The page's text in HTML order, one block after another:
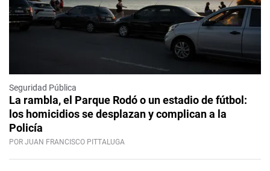
Seguridad Pública
La rambla, el Parque Rodó o un estadio de fútbol:
los homicidios se desplazan y complican a la
Policía
POR JUAN FRANCISCO PITTALUGA